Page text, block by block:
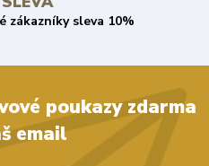
zákazníky sleva 10%
poukazy zdarma
email